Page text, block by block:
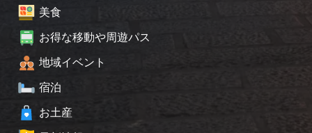
美食
お得な移動や周遊パス
地域イベント
宿泊
お土産